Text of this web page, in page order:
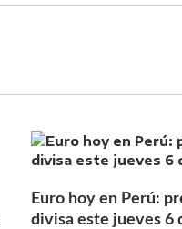
Euro hoy en Perú:
divisa este jueves 6